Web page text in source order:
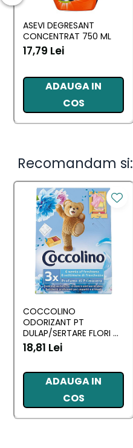
ASEVI DEGRESANT
CONCENTRAT 750 ML
17,79 Lei
ADAUGA IN
COS
Recomandam si:
COCCOLINO
ODORIZANT PT
DULAP/SERTARE FLORI DI
PRIMAVERA 3 BUC
18,81 Lei
ADAUGA IN
COS